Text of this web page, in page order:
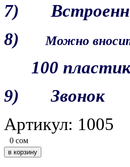
7)
8)
Можно
100
9) Звонок
Артикул: 1005
0 сом